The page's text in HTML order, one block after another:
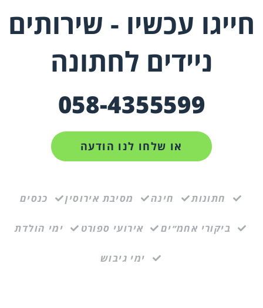
חייגו עכשיו - שירותים
ניידים לחתונה
058-4355599
או שלחו לנו הודעה
חתונות חינה מסיבת אירוסין כנסים
ביקורי אחמ״ים אירועי ספורט ימי הולדת
ימי גיבוש